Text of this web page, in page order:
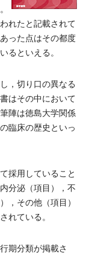
れたと記載されて
った点はその都度
るといえる。
，切り口の異なる
はその中において
陣は徳島大学関係
臨床の歴史といっ
採用していること
分泌（項目），不
，その他（項目）
れている。
期分類が掲載さ